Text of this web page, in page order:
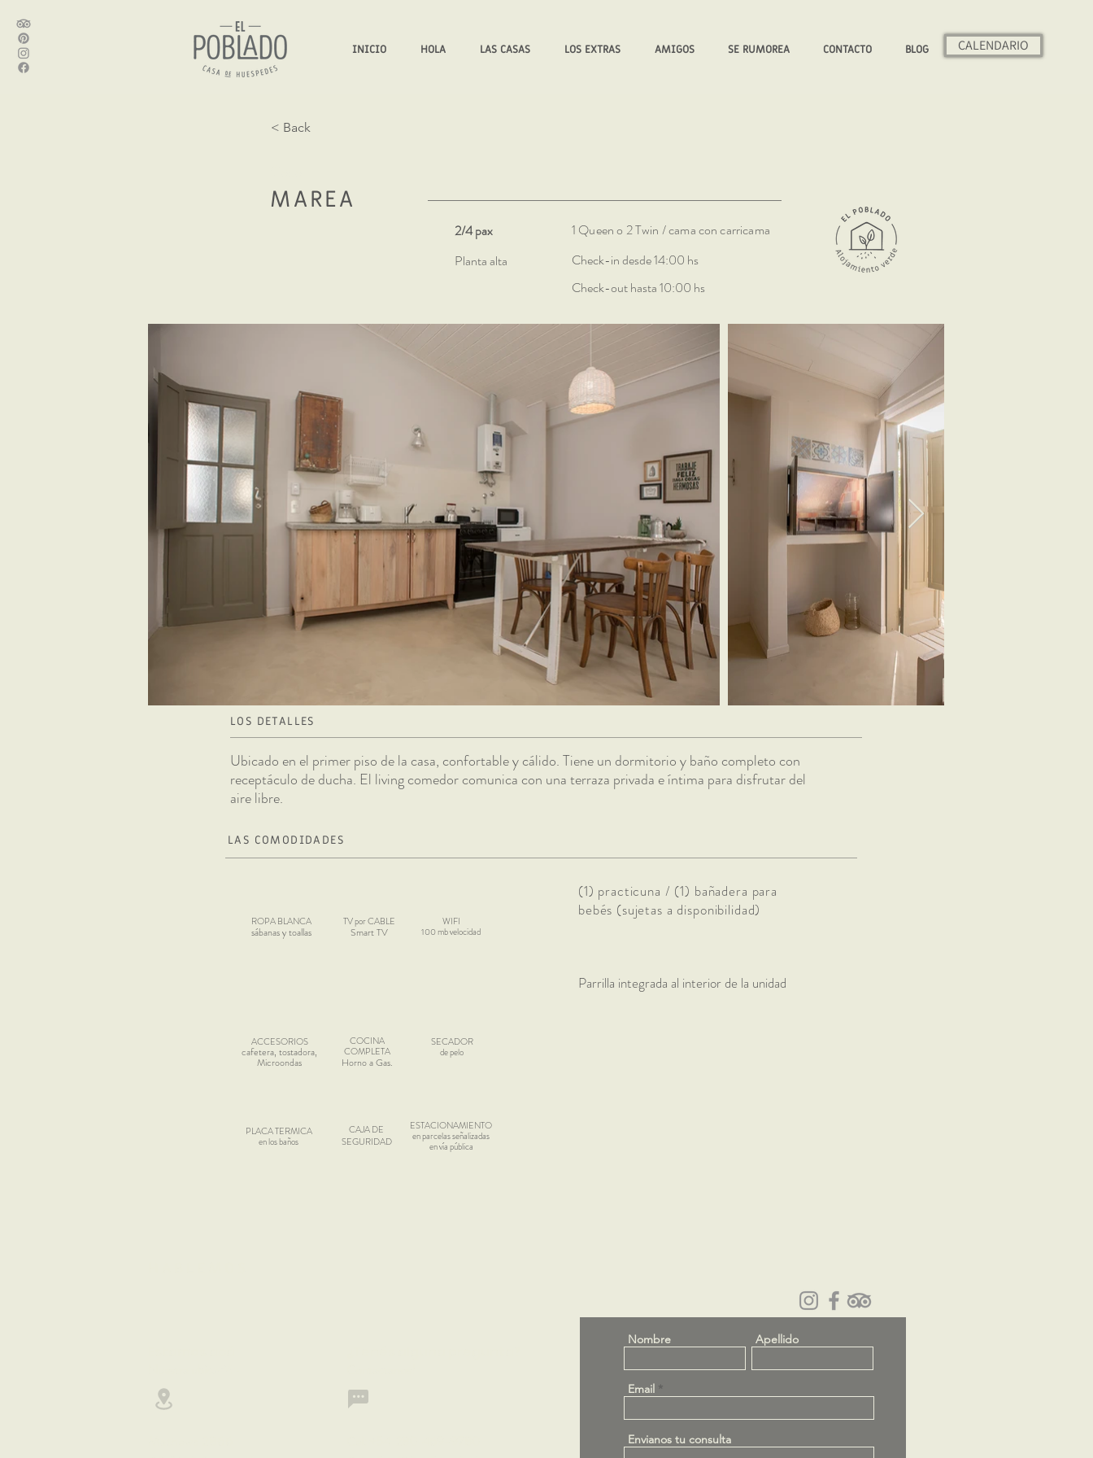
INICIO HOLA LAS CASAS LOS EXTRAS AMIGOS SE RUMOREA CONTACTO BLOG CALENDARIO
< Back
MAREA
1 Queen o 2 Twin / cama con carricama
Planta alta
Check-in desde 14:00 hs
2/4 pax
Check-out hasta 10:00 hs
LOS DETALLES
Ubicado en el primer piso de la casa, confortable y cálido. Tiene un dormitorio y baño completo con
receptáculo de ducha. El living comedor comunica con una terraza privada e íntima para disfrutar del
aire libre.
LAS COMODIDADES
ROPA BLANCA
sábanas y toallas
TV por CABLE
Smart TV
WIFI
100 mb velocidad
ACCESORIOS
cafetera, tostadora,
Microondas
PLACA TERMICA
en los baños
COCINA
COMPLETA
Horno a Gas.
CAJA DE
SEGURIDAD
SECADOR
de pelo
ESTACIONAMIENTO
en parcelas señalizadas
en vía pública
(1) practicuna / (1) bañadera para
bebés (sujetas a disponibilidad)
Parrilla integrada al interior de la unidad
Nombre Apellido
Email
Envianos tu consulta